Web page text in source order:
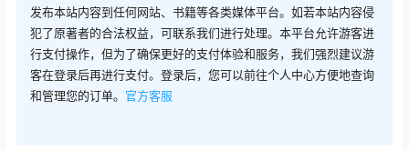
发布本站内容到任何网站、书籍等各类媒体平台。如若本站内容侵
犯了原著者的合法权益，可联系我们进行处理。本平台允许游客进
行支付操作，但为了确保更好的支付体验和服务，我们强烈建议游
客在登录后再进行支付。登录后，您可以前往个人中心方便地查询
和管理您的订单。 官方客服